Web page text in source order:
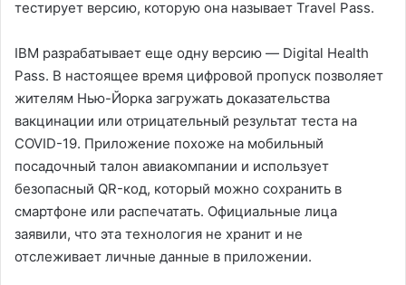
тестирует версию, которую она называет Travel Pass.
IBM разрабатывает еще одну версию — Digital Health
Pass. В настоящее время цифровой пропуск позволяет
жителям Нью-Йорка загружать доказательства
вакцинации или отрицательный результат теста на
COVID-19. Приложение похоже на мобильный
посадочный талон авиакомпании и использует
безопасный QR-код, который можно сохранить в
смартфоне или распечатать. Официальные лица
заявили, что эта технология не хранит и не
отслеживает личные данные в приложении.